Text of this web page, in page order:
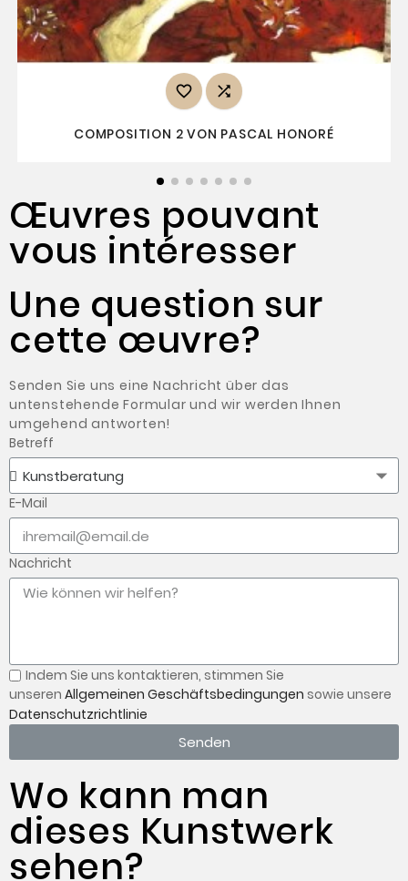
 
COMPOSITION 2 VON PASCAL HONORÉ
Œuvres pouvant
vous intéresser
Une question sur
cette œuvre?
Senden Sie uns eine Nachricht über das
untenstehende Formular und wir werden Ihnen
umgehend antworten!
Betreff
E-Mail
Nachricht
Indem Sie uns kontaktieren, stimmen Sie
unseren Allgemeinen Geschäftsbedingungen sowie unsere
Datenschutzrichtlinie
Senden
Wo kann man
dieses Kunstwerk
sehen?